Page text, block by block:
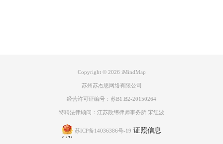
Copyright © 2026 iMindMap
苏州苏杰思网络有限公司
经营许可证编号：苏B1.B2-20150264
特聘法律顾问：江苏政纬律师事务所 宋红波
苏ICP备14036386号-19 证照信息